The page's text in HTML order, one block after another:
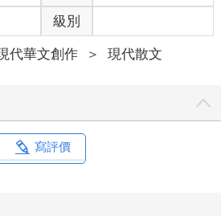
。就像一顆美好的太陽蛋。
一段距離，仍有變化的空間，也有著
像我正在經歷的三十幾歲，已經決定
明白生命有著發展與更新的渴望。帶
經學會的，再去經歷未知與改變，去
級別
代華文創作 ＞ 現代散文
寫評價